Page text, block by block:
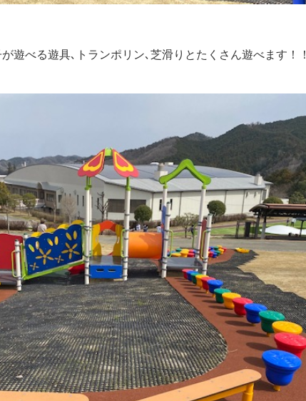
遊べる遊具､トランポリン､芝滑りとたくさん遊べます！！